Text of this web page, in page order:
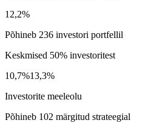
12,2%
Põhineb 236 investori portfellil
Keskmised 50% investoritest
10,7%13,3%
Investorite meeleolu
Põhineb 102 märgitud strateegial